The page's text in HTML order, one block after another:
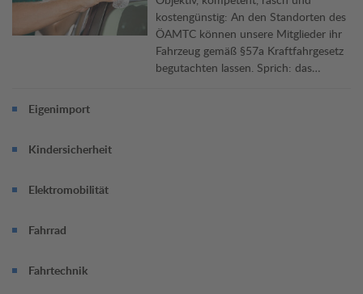
kostengünstig: An den Standorten des
ÖAMTC können unsere Mitglieder ihr
Fahrzeug gemäß §57a Kraftfahrgesetz
begutachten lassen. Sprich: das
Eigenimport
Kindersicherheit
Elektromobilität
Fahrrad
Fahrtechnik